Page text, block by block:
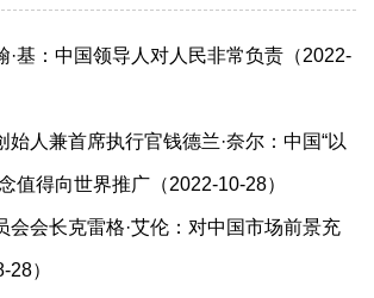
·基：中国领导人对人民非常负责（2022-
始人兼首席执行官钱德兰·奈尔：中国“以
值得向世界推广（2022-10-28）
会会长克雷格·艾伦：对中国市场前景充
）